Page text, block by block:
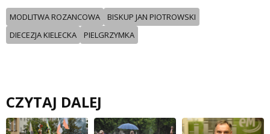
MODLITWA ROZANCOWA
BISKUP JAN PIOTROWSKI
DIECEZJA KIELECKA
PIELGRZYMKA
CZYTAJ DALEJ